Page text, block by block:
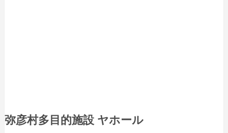
弥彦村多目的施設 ヤホール